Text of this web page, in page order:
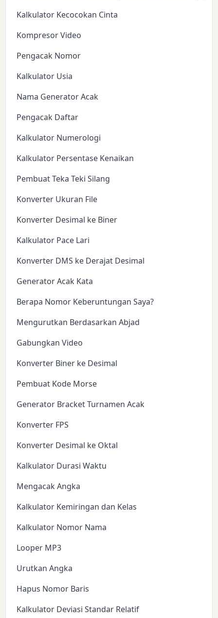
Kalkulator Kecocokan Cinta
Kompresor Video
Pengacak Nomor
Kalkulator Usia
Nama Generator Acak
Pengacak Daftar
Kalkulator Numerologi
Kalkulator Persentase Kenaikan
Pembuat Teka Teki Silang
Konverter Ukuran File
Konverter Desimal ke Biner
Kalkulator Pace Lari
Konverter DMS ke Derajat Desimal
Generator Acak Kata
Berapa Nomor Keberuntungan Saya?
Mengurutkan Berdasarkan Abjad
Gabungkan Video
Konverter Biner ke Desimal
Pembuat Kode Morse
Generator Bracket Turnamen Acak
Konverter FPS
Konverter Desimal ke Oktal
Kalkulator Durasi Waktu
Mengacak Angka
Kalkulator Kemiringan dan Kelas
Kalkulator Nomor Nama
Looper MP3
Urutkan Angka
Hapus Nomor Baris
Kalkulator Deviasi Standar Relatif